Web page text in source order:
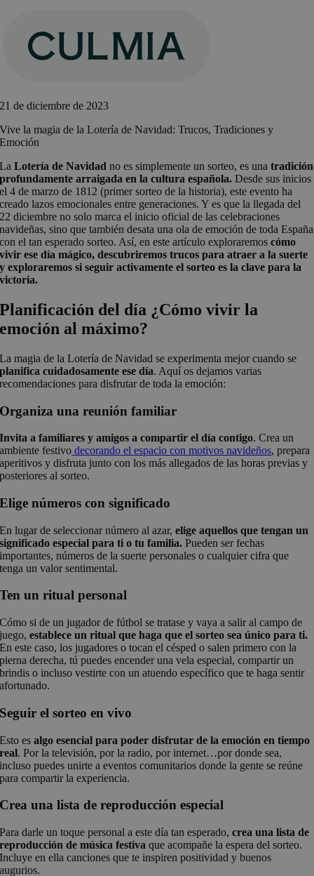
contenido
21 de diciembre de 2023
Vive la magia de la Lotería de Navidad: Trucos, Tradiciones y
Emoción
LaLotería de Navidad no es simplemente un sorteo, es unatradición
profundamente arraigada en la cultura española.Desde sus inicios
el 4 de marzo de 1812 (primer sorteo de la historia), este evento ha
creado lazos emocionales entre generaciones. Y es que la llegada del
22 diciembre no solo marca el inicio oficial de las celebraciones
navideñas, sino que también desata una ola de emoción de toda España
con el tan esperado sorteo. Así, en este artículo exploraremoscómo
vivir ese día mágico, descubriremos trucos para atraer a la suerte
y exploraremos si seguir activamente el sorteo es la clave para la
victoria.
Planificación del día ¿Cómo vivir la
emoción al máximo?
La magia de la Lotería de Navidad se experimenta mejor cuando se
planifica cuidadosamente ese día. Aquí os dejamos varias
recomendaciones para disfrutar de toda la emoción:
Organiza una reunión familiar
Invita a familiares y amigos a compartir el día contigo. Crea un
ambiente festivo decorando el espacio con motivos navideños, prepara
aperitivos y disfruta junto con los más allegados de las horas previas y
posteriores al sorteo.
Elige números con significado
En lugar de seleccionar número al azar,elige aquellos que tengan un
significado especial para ti o tu familia. Pueden ser fechas
importantes, números de la suerte personales o cualquier cifra que
tenga un valor sentimental.
Ten un ritual personal
Cómo si de un jugador de fútbol se tratase y vaya a salir al campo de
juego,establece un ritual que haga que el sorteo sea único para ti.
En este caso, los jugadores o tocan el césped o salen primero con la
pierna derecha, tú puedes encender una vela especial, compartir un
brindis o incluso vestirte con un atuendo específico que te haga sentir
afortunado.
Seguir el sorteo en vivo
Esto esalgo esencial para poder disfrutar de la emoción en tiempo
real. Por la televisión, por la radio, por internet…por donde sea,
incluso puedes unirte a eventos comunitarios donde la gente se reúne
para compartir la experiencia.
Crea una lista de reproducción especial
Para darle un toque personal a este día tan esperado,crea una lista de
reproducción de música festiva que acompañe la espera del sorteo.
Incluye en ella canciones que te inspiren positividad y buenos
augurios.